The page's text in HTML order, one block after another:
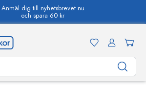
Anmäl dig till nyhetsbrevet nu
och spara 60 kr